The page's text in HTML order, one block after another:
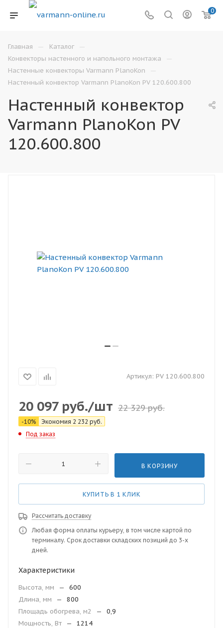
0
Главная — Каталог —
Конвекторы настенного и напольного монтажа —
Настенные конвекторы Varmann PlanoKon —
Настенный конвектор Varmann PlanoKon PV 120.600.800
Настенный конвектор
Varmann PlanoKon PV
120.600.800
Артикул: PV 120.600.800
20 097руб./шт 22 329руб.
-10% Экономия 2 232 руб.
Под заказ
В КОРЗИНУ
КУПИТЬ В 1 КЛИК
Рассчитать доставку
Любая форма оплаты курьеру, в том числе картой по
терминалу. Срок доставки складских позиций до 3-х
дней.
Характеристики
Высота, мм —
600
Длина, мм
—
800
Площадь обогрева, м2
—
0,9
Мощность, Вт
—
1214